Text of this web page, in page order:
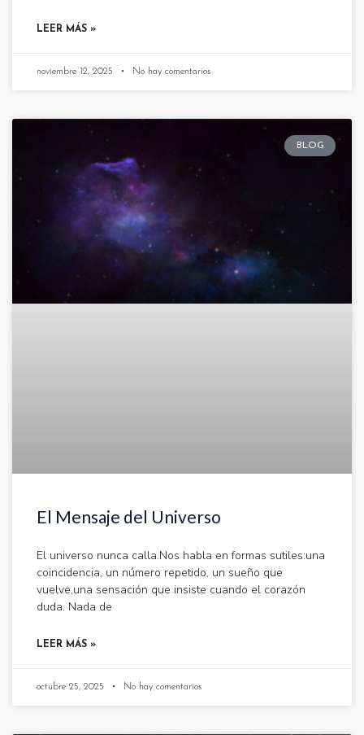
LEER MÁS »
noviembre 12, 2025 No hay comentarios
BLOG
El Mensaje del Universo
El universo nunca calla.Nos habla en formas sutiles:una
coincidencia, un número repetido, un sueño que
vuelve,una sensación que insiste cuando el corazón
duda. Nada de
LEER MÁS »
octubre 25, 2025 No hay comentarios